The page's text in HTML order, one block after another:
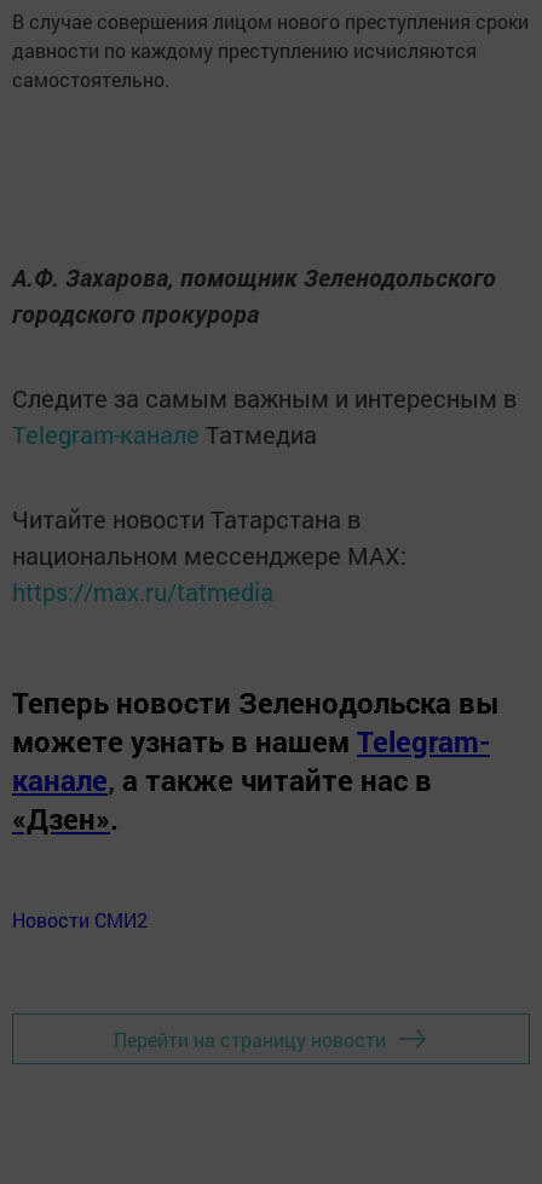
В случае совершения лицом нового преступления сроки
давности по каждому преступлению исчисляются
самостоятельно.
А.Ф. Захарова, помощник Зеленодольского
городского прокурора
Следите за самым важным и интересным в
Telegram-канале Татмедиа
Читайте новости Татарстана в
национальном мессенджере MАХ:
https://max.ru/tatmedia
Теперь новости Зеленодольска вы
можете узнать в нашем Telegram-
канале, а также читайте нас в
«Дзен».
Новости СМИ2
Перейти на страницу новости